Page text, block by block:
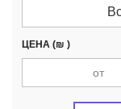
ЦЕНА (₪ )